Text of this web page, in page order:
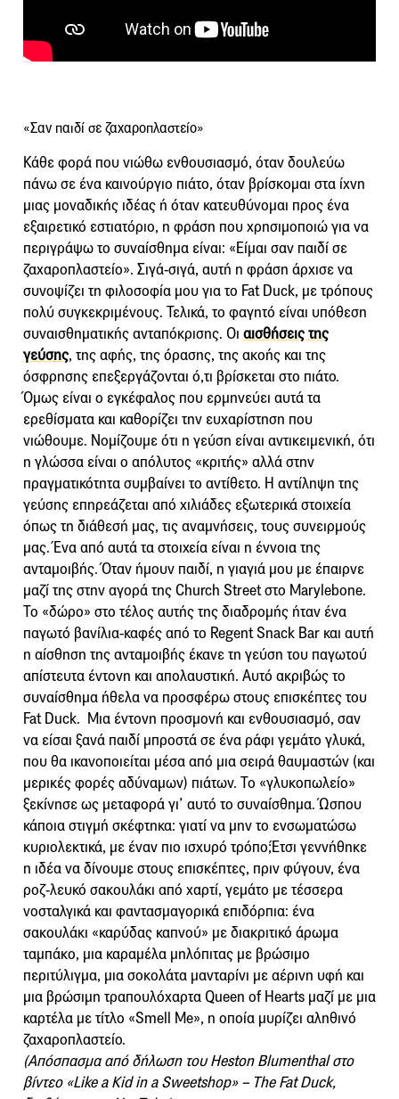
«Σαν παιδί σε ζαχαροπλαστείο»
Κάθε φορά που νιώθω ενθουσιασμό, όταν δουλεύω
πάνω σε ένα καινούργιο πιάτο, όταν βρίσκομαι στα ίχνη
μιας μοναδικής ιδέας ή όταν κατευθύνομαι προς ένα
εξαιρετικό εστιατόριο, η φράση που χρησιμοποιώ για να
περιγράψω το συναίσθημα είναι: «Είμαι σαν παιδί σε
ζαχαροπλαστείο». Σιγά-σιγά, αυτή η φράση άρχισε να
συνοψίζει τη φιλοσοφία μου για το Fat Duck, με τρόπους
πολύ συγκεκριμένους. Τελικά, το φαγητό είναι υπόθεση
συναισθηματικής ανταπόκρισης. Οι αισθήσεις της
γεύσης, της αφής, της όρασης, της ακοής και της
όσφρησης επεξεργάζονται ό,τι βρίσκεται στο πιάτο.
Όμως είναι ο εγκέφαλος που ερμηνεύει αυτά τα
ερεθίσματα και καθορίζει την ευχαρίστηση που
νιώθουμε. Νομίζουμε ότι η γεύση είναι αντικειμενική, ότι
η γλώσσα είναι ο απόλυτος «κριτής» αλλά στην
πραγματικότητα συμβαίνει το αντίθετο. Η αντίληψη της
γεύσης επηρεάζεται από χιλιάδες εξωτερικά στοιχεία
όπως τη διάθεσή μας, τις αναμνήσεις, τους συνειρμούς
μας. Ένα από αυτά τα στοιχεία είναι η έννοια της
ανταμοιβής. Όταν ήμουν παιδί, η γιαγιά μου με έπαιρνε
μαζί της στην αγορά της Church Street στο Marylebone.
Το «δώρο» στο τέλος αυτής της διαδρομής ήταν ένα
παγωτό βανίλια-καφές από το Regent Snack Bar και αυτή
η αίσθηση της ανταμοιβής έκανε τη γεύση του παγωτού
απίστευτα έντονη και απολαυστική. Αυτό ακριβώς το
συναίσθημα ήθελα να προσφέρω στους επισκέπτες του
Fat Duck. Μια έντονη προσμονή και ενθουσιασμό, σαν
να είσαι ξανά παιδί μπροστά σε ένα ράφι γεμάτο γλυκά,
που θα ικανοποιείται μέσα από μια σειρά θαυμαστών (και
μερικές φορές αδύναμων) πιάτων. Το «γλυκοπωλείο»
ξεκίνησε ως μεταφορά γι’ αυτό το συναίσθημα. Ώσπου
κάποια στιγμή σκέφτηκα: γιατί να μην το ενσωματώσω
κυριολεκτικά, με έναν πιο ισχυρό τρόπο;Έτσι γεννήθηκε
η ιδέα να δίνουμε στους επισκέπτες, πριν φύγουν, ένα
ροζ-λευκό σακουλάκι από χαρτί, γεμάτο με τέσσερα
νοσταλγικά και φαντασμαγορικά επιδόρπια: ένα
σακουλάκι «καρύδας καπνού» με διακριτικό άρωμα
ταμπάκο, μια καραμέλα μηλόπιτας με βρώσιμο
περιτύλιγμα, μια σοκολάτα μανταρίνι με αέρινη υφή και
μια βρώσιμη τραπουλόχαρτα Queen of Hearts μαζί με μια
καρτέλα με τίτλο «Smell Me», η οποία μυρίζει αληθινό
ζαχαροπλαστείο.
(Απόσπασμα από δήλωση του Heston Blumenthal στο
βίντεο «Like a Kid in a Sweetshop» – The Fat Duck,